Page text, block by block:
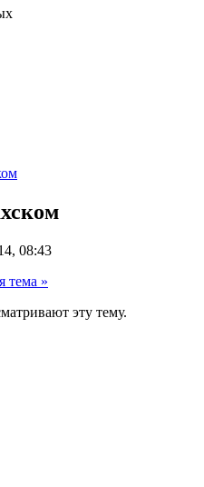
08:43
тема »
эту тему.